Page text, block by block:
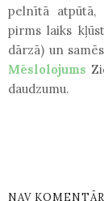
pelnītā atpūtā,
pirms laiks
dārzā) un
Mēslolojums
daudzumu.
NAV